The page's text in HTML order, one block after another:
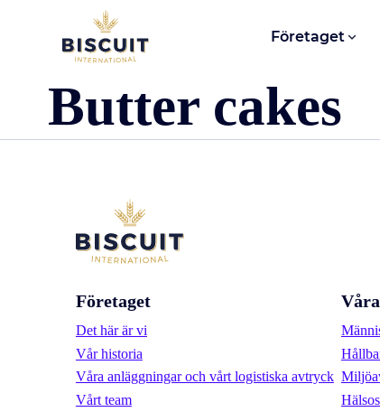
Aller au contenu Företaget
Butter cakes
Företaget
Det här är vi
Vår historia
Våra anläggningar och vårt logistiska avtryck
Vårt team